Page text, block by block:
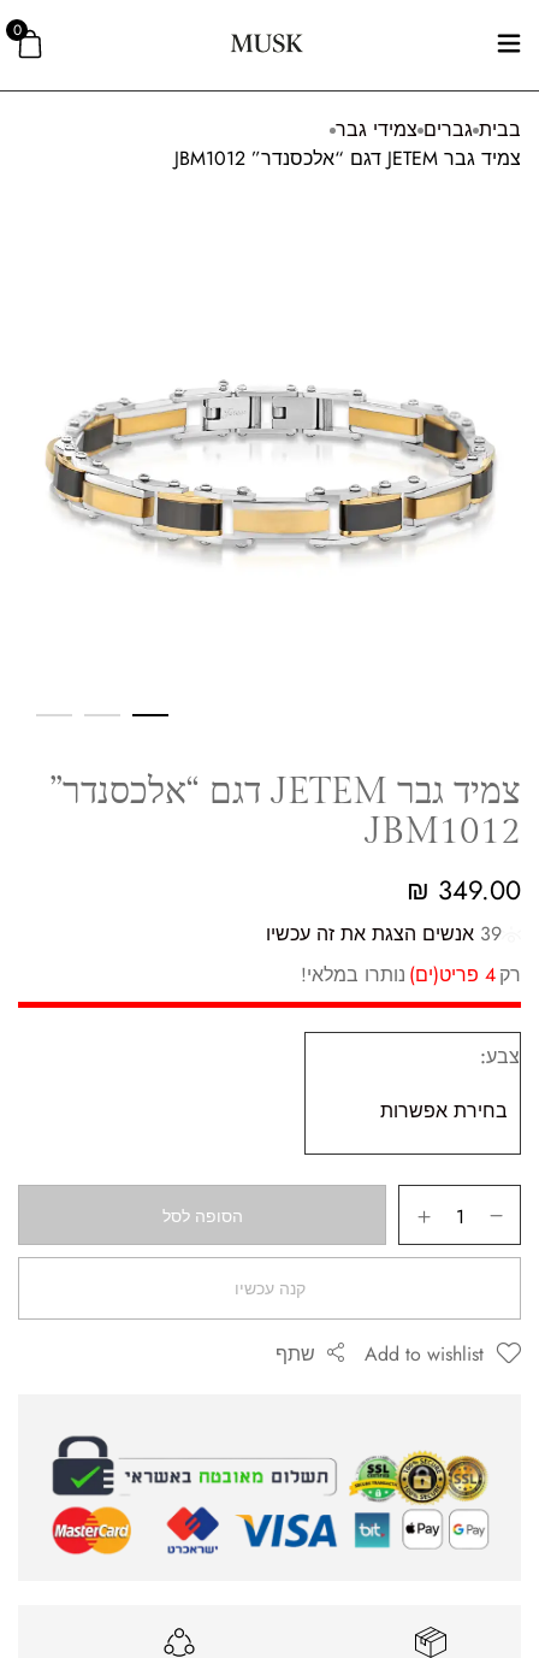
0
בבית גברים צמידי גבר
צמיד גבר JETEM דגם “אלכסנדר” JBM1012
צמיד גבר JETEM דגם “אלכסנדר”
JBM1012
349.00
₪
39 אנשים הצגת את זה עכשיו
רק4 פריט(ים) נותרו במלאי!
צבע
הסופה לסל
קנה עכשיו
Add to wishlist שתף